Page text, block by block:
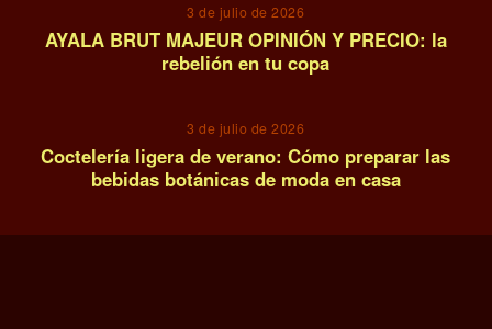
3 de julio de 2026
AYALA BRUT MAJEUR OPINIÓN Y PRECIO: la
rebelión en tu copa
3 de julio de 2026
Coctelería ligera de verano: Cómo preparar las
bebidas botánicas de moda en casa